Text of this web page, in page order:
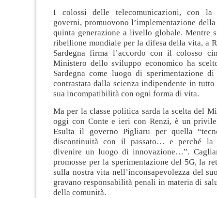
I colossi delle telecomunicazioni, con la
governi, promuovono l’implementazione
quinta generazione a livello globale. Mentre
ribellione mondiale per la difesa della vita, a
Sardegna firma l’accordo con il colosso
Ministero dello sviluppo economico ha
Sardegna come luogo di sperimentazione
contrastata dalla scienza indipendente in
sua incompatibilità con ogni forma di vita.
Ma per la classe politica sarda la scelta del
oggi con Conte e ieri con Renzi, è un
Esulta il governo Pigliaru per quella
discontinuità con il passato… e perché la
divenire un luogo di innovazione…”.
promosse per la sperimentazione del 5G, la
sulla nostra vita nell’inconsapevolezza del
gravano responsabilità penali in materia di
della comunità.